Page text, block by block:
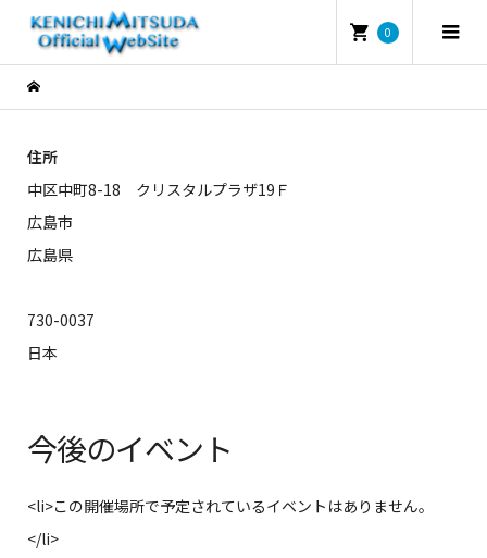
0
住所
中区中町8-18 クリスタルプラザ19Ｆ
広島市
広島県
730-0037
日本
今後のイベント
<li>この開催場所で予定されているイベントはありません。
</li>